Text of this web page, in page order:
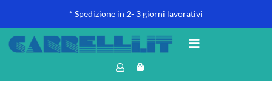
* Spedizione in 2- 3 giorni lavorativi